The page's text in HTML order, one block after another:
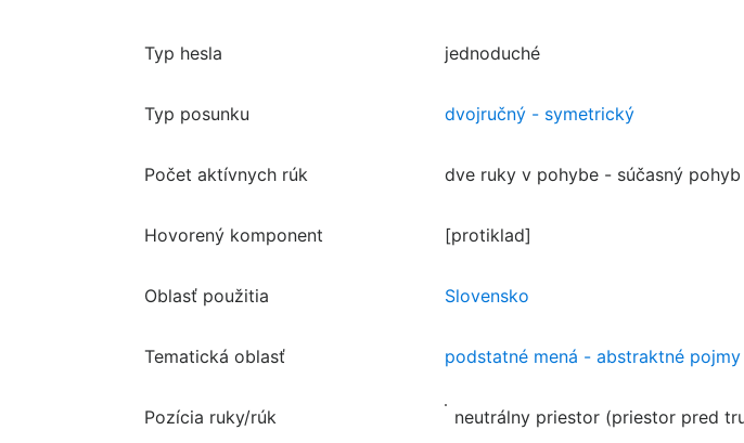
Typ hesla jednoduché
Typ posunku dvojručný - symetrický
Počet aktívnych rúk dve ruky v pohybe - súčasný pohyb
Hovorený komponent [protiklad]
Oblasť použitia Slovensko
Tematická oblasť podstatné mená - abstraktné pojmy
Pozícia ruky/rúk neutrálny priestor (priestor pred